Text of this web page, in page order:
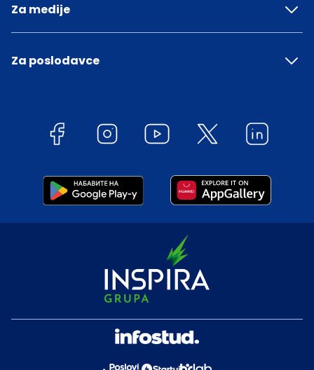
Za medije
Za poslodavce